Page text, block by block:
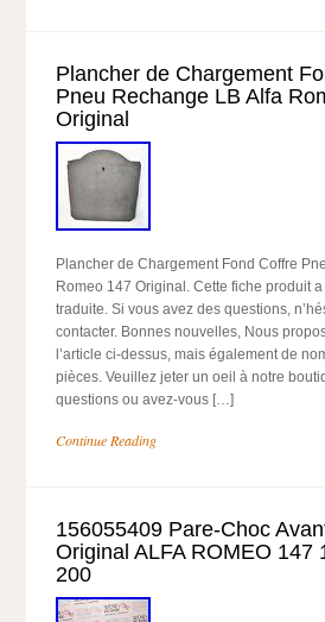
Plancher de Chargement
Pneu Rechange LB Alfa
Original
Plancher de Chargement Fond Coffre
Romeo 147 Original. Cette fiche produit
traduite. Si vous avez des questions,
contacter. Bonnes nouvelles, Nous
l’article ci-dessus, mais également de
pièces. Veuillez jeter un oeil à notre
questions ou avez-vous […]
Continue Reading
156055409 Pare-Choc
Original ALFA ROMEO 147
200